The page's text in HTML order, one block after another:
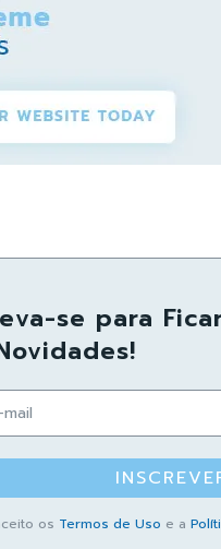
se para
os Termos de Uso e a